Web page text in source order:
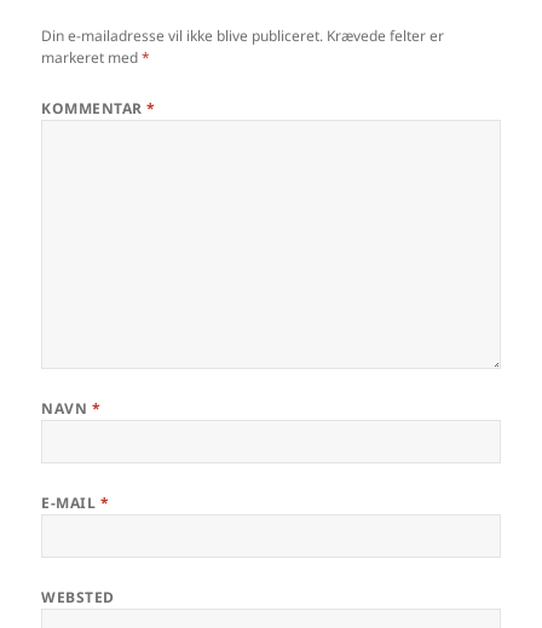
Din e-mailadresse vil ikke blive publiceret. Krævede felter er
markeret med*
KOMMENTAR*
NAVN *
E-MAIL *
WEBSTED